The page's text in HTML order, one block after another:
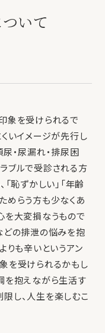
いて
象を受けられるで
いイメージが先行し
・尿漏れ・排尿困
ブルで受診される方
恥ずかしい」「年齢
めらう方も少なくあ
を大変損なうもので
どの排泄の悩みを抱
りも辛いというアン
を受けられるかもし
を抱えながら生活す
し、人生を楽しむこ